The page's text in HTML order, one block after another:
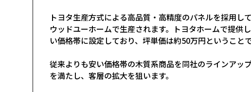
トヨタ生産方式による高品質・高精度のパネルを採用し
ウッドユーホームで生産されます。トヨタホームで提供
い価格帯に設定しており、坪単価は約50万円ということで
従来よりも安い価格帯の木質系商品を同社のラインアッ
を満たし、客層の拡大を狙います。